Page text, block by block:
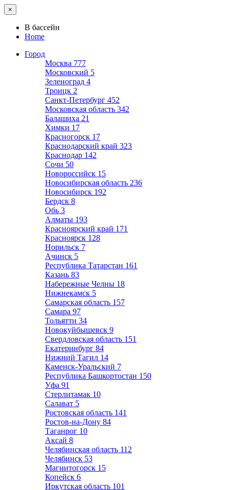
×
В бассейн
Home
Город
Москва 777
Московский 5
Зеленоград 4
Троицк 2
Санкт-Петербург 452
Московская область 342
Балашиха 21
Химки 17
Красногорск 17
Краснодарский край 323
Краснодар 142
Сочи 50
Новороссийск 15
Новосибирская область 236
Новосибирск 192
Бердск 8
Обь 3
Алматы 193
Красноярский край 171
Красноярск 128
Норильск 7
Ачинск 5
Республика Татарстан 161
Казань 83
Набережные Челны 18
Нижнекамск 5
Самарская область 157
Самара 97
Тольятти 34
Новокуйбышевск 9
Свердловская область 151
Екатеринбург 84
Нижний Тагил 14
Каменск-Уральский 7
Республика Башкортостан 150
Уфа 91
Стерлитамак 10
Салават 5
Ростовская область 141
Ростов-на-Дону 84
Таганрог 10
Аксай 8
Челябинская область 112
Челябинск 53
Магнитогорск 15
Копейск 6
Иркутская область 101